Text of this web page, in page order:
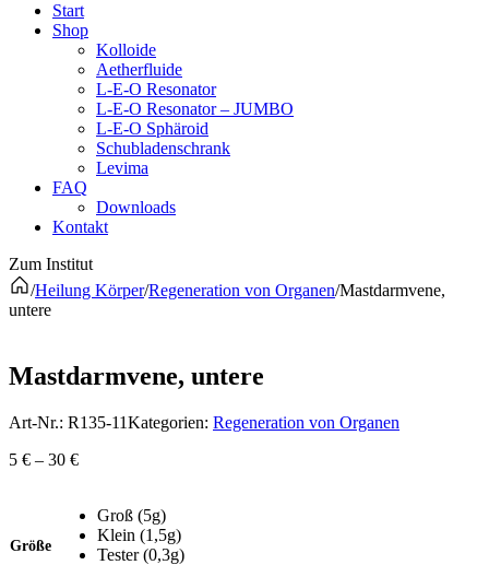
Start
Shop
Kolloide
Aetherfluide
L-E-O Resonator
L-E-O Resonator – JUMBO
L-E-O Sphäroid
Schubladenschrank
Levima
FAQ
Downloads
Kontakt
Zum Institut
/Heilung Körper/Regeneration von Organen/Mastdarmvene,
untere
Mastdarmvene, untere
Art-Nr.: R135-11Kategorien: Regeneration von Organen
5 € – 30 €
Größe
Groß (5g)
Klein (1,5g)
Tester (0,3g)